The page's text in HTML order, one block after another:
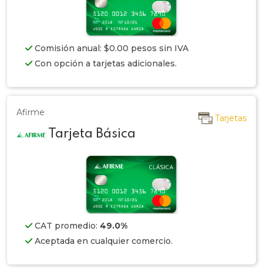
Comisión anual: $0.00 pesos sin IVA
Con opción a tarjetas adicionales.
Afirme
Tarjetas
Tarjeta Básica
CAT promedio: 49.0%
Aceptada en cualquier comercio.